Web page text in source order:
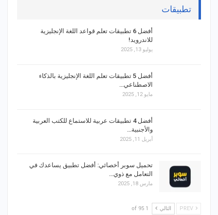
تطبيقات
أفضل 6 تطبيقات تعلم قواعد اللغة الإنجليزية
للاندرويد!
يوليو 13, 2025
أفضل 5 تطبيقات تعلم اللغة الإنجليزية بالذكاء
الاصطناعي…
مايو 12, 2025
أفضل 4 تطبيقات عربية للاستماع للكتب العربية
والأجنبية…
أبريل 11, 2025
تحميل سوبر أخصائي: أفضل تطبيق يساعدك في
التعامل مع ذوي…
مارس 18, 2025
التالي 1 of 95